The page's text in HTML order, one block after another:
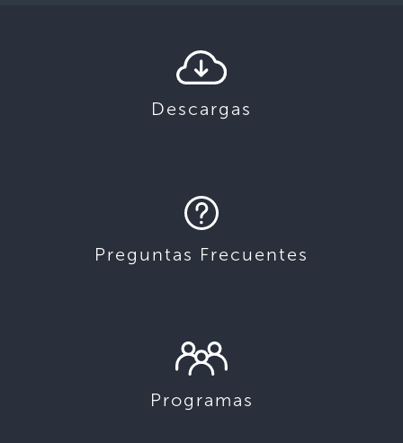
Descargas
Preguntas Frecuentes
Programas